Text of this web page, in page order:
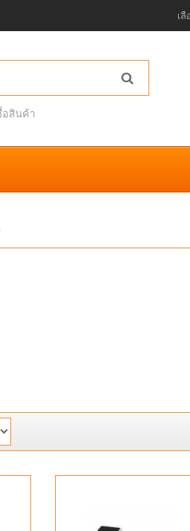
เ
อสินค้า
(Huawei connector for